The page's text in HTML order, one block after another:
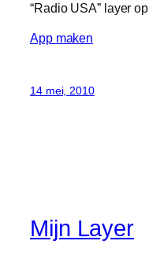
“Radio USA” layer
App maken
14 mei, 2010
Mijn Layer